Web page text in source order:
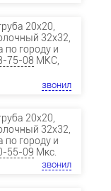
20х20,
32х32,
по городу и
75-08 МКС,
звонил
20х20,
32х32,
по городу и
55-09 Мкс.
звонил